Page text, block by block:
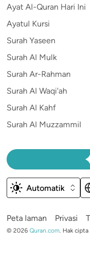
Ayat Al-Quran Hari Ini
Ayatul Kursi
Surah Yaseen
Surah Al Mulk
Surah Ar-Rahman
Surah Al Waqi'ah
Surah Al Kahf
Surah Al Muzzammil
Peta laman Privasi
© 2026 Quran.com. Hak
Automatik